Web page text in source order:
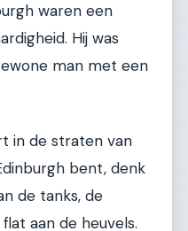
waren een
Hij was
man met een
in de straten van
bent, denk
de tanks, de
aan de heuvels.